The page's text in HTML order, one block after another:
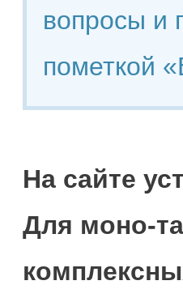
вопросы и
пометкой
На сайте
Для моно-